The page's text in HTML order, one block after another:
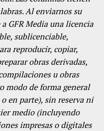
Al enviarnos su
GFR Media una licencia
sublicenciable,
reproducir, copiar,
obras derivadas,
u obras
modo de forma general
en parte), sin reserva ni
medio (incluyendo
impresas o digitales